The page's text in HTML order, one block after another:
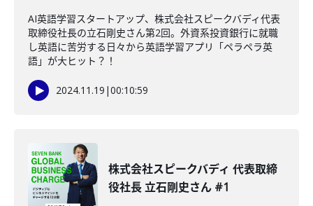
AI英語学習スタートアップ、株式会社スピークバディ代表
取締役社長の立石剛史さん第2回。外資系投資銀行に就職
し英語に苦労する日々から英語学習アプリ「ペラペラ英
語」が大ヒット？！
2024.11.19 |00:10:59
株式会社スピークバディ 代表取締
役社長 立石剛史さん #1